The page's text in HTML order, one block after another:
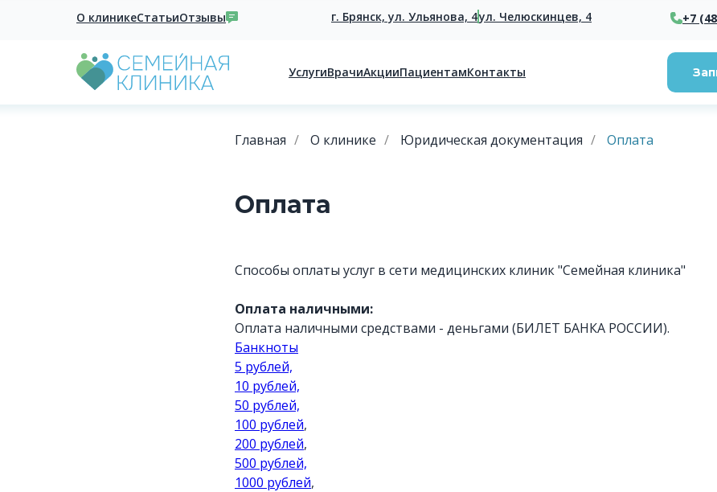
О клиникеСтатьиОтзывы
УслугиВрачиАкцииПациентамКонтакты
г. Брянск, ул. Ульянова, 4ул. Челюскинцев, 4 +7
Главная / О клинике / Юридическая документация / Оплата
Оплата
Способы оплаты услуг в сети медицинских клиник "Семейная клиника"
Оплата наличными:
Оплата наличными средствами - деньгами (БИЛЕТ БАНКА РОССИИ).
Банкноты
5 рублей,
10 рублей,
50 рублей,
100 рублей,
200 рублей,
500 рублей,
1000 рублей,